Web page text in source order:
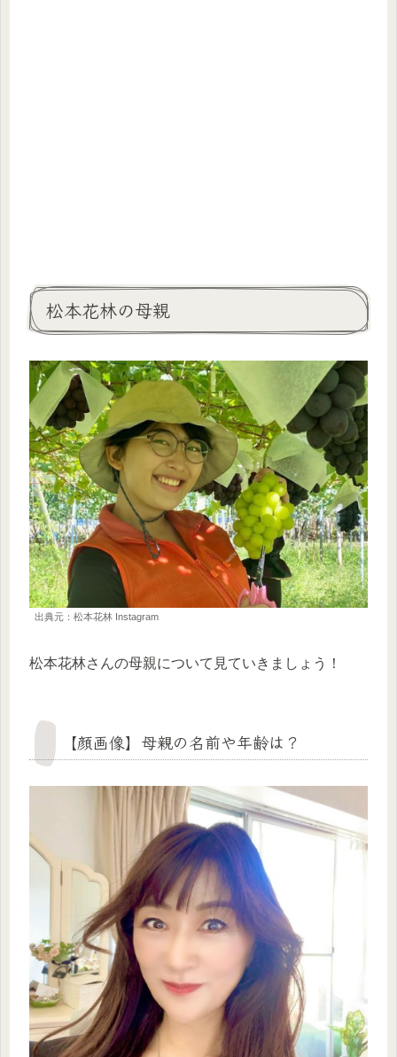
松本花林の母親
出典元：松本花林 Instagram
松本花林さんの母親について見ていきましょう！
【顔画像】母親の名前や年齢は？